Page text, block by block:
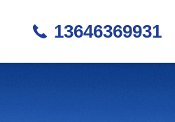
13646369931